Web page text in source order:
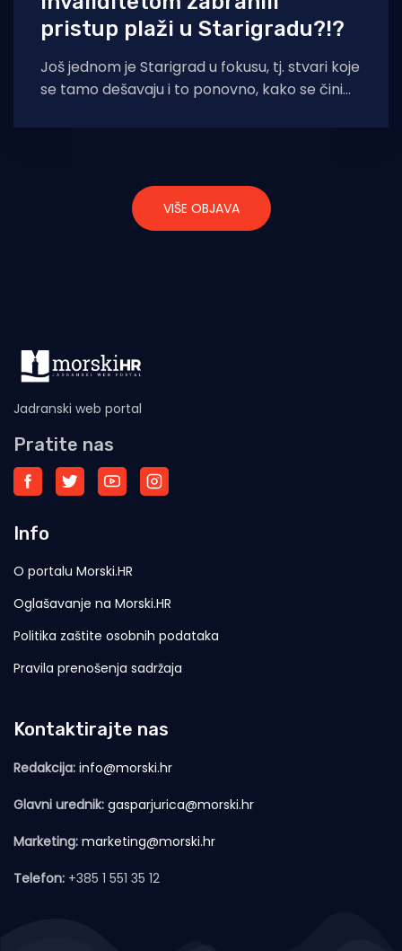
pristup plaži u Starigradu?!?
Još jednom je Starigrad u fokusu, tj. stvari koje
se tamo dešavaju i to ponovno, kako se čini
VIŠE OBJAVA
Jadranski web portal
Pratite nas
Info
O portalu Morski.HR
Oglašavanje na Morski.HR
Politika zaštite osobnih podataka
Pravila prenošenja sadržaja
Kontaktirajte nas
Redakcija: info@morski.hr
Glavni urednik: gasparjurica@morski.hr
Marketing: marketing@morski.hr
Telefon: +385 1 551 35 12